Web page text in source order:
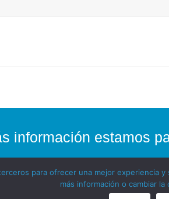
información estamos
para ofrecer una mejor experiencia
más información o cambiar